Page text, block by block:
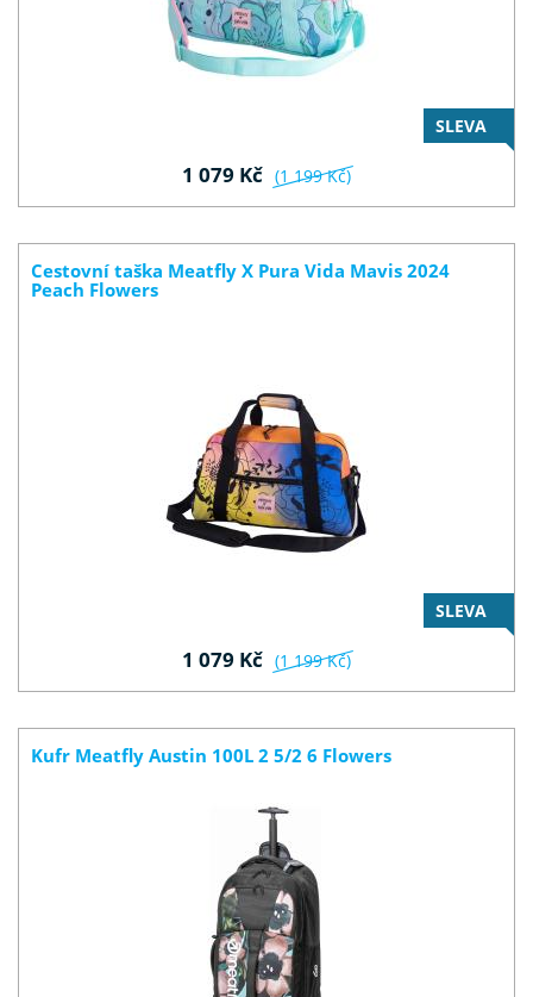
SLEVA
1 079 Kč (1 199 Kč)
Cestovní taška Meatfly X Pura Vida Mavis 2024
Peach Flowers
SLEVA
1 079 Kč (1 199 Kč)
Kufr Meatfly Austin 100L 2 5/2 6 Flowers